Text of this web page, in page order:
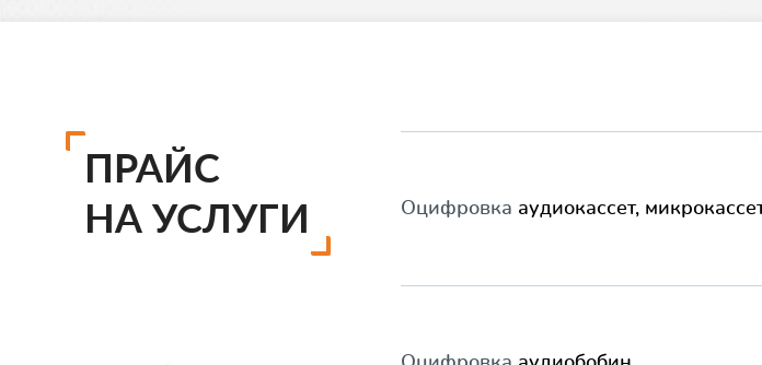
ПРАЙС
НА УСЛУГИ
Оцифровка аудиокассет,